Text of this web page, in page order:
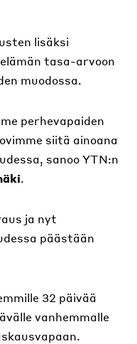
lisäksi
tasa-arvoon
muodossa.
perhevapaiden
siitä ainoana
sanoo YTN:n
.
ja nyt
päästään
32 päivää
vanhemmalle